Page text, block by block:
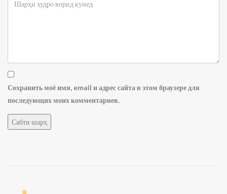
Сохранить моё имя, email и адрес сайта в этом браузере для
последующих моих комментариев.